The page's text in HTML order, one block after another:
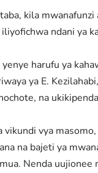
kila
ndani ya
harufu ya
ya E.
na
vya
na bajeti ya
Nenda